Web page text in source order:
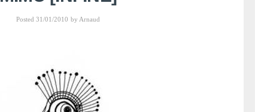
Posted 31/01/2010 by Arnaud